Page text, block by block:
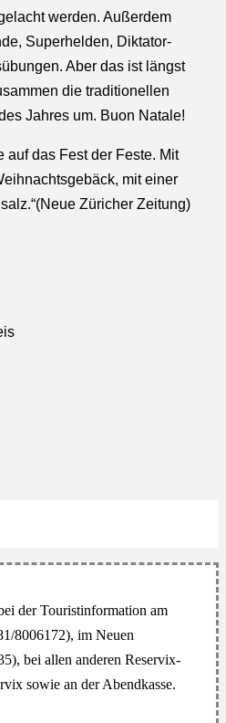
werden. Außerdem
Superhelden, Diktator-
Aber das ist längst
die traditionellen
Jahres um. Buon Natale!
das Fest der Feste. Mit
mit einer
Züricher Zeitung)
der Touristinformation am
8006172), im Neuen
bei allen anderen Reservix-
sowie an der Abendkasse.